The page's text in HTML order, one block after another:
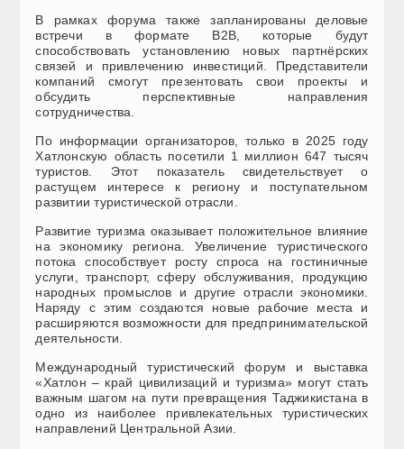
В рамках форума также запланированы деловые
встречи в формате B2B, которые будут
способствовать установлению новых партнёрских
связей и привлечению инвестиций. Представители
компаний смогут презентовать свои проекты и
обсудить перспективные направления
сотрудничества.
По информации организаторов, только в 2025 году
Хатлонскую область посетили 1 миллион 647 тысяч
туристов. Этот показатель свидетельствует о
растущем интересе к региону и поступательном
развитии туристической отрасли.
Развитие туризма оказывает положительное влияние
на экономику региона. Увеличение туристического
потока способствует росту спроса на гостиничные
услуги, транспорт, сферу обслуживания, продукцию
народных промыслов и другие отрасли экономики.
Наряду с этим создаются новые рабочие места и
расширяются возможности для предпринимательской
деятельности.
Международный туристический форум и выставка
«Хатлон – край цивилизаций и туризма» могут стать
важным шагом на пути превращения Таджикистана в
одно из наиболее привлекательных туристических
направлений Центральной Азии.